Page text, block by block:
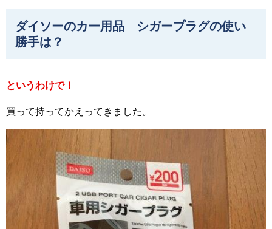
ダイソーのカー用品 シガープラグの使い
勝手は？
というわけで！
買って持ってかえってきました。